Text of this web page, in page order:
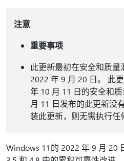
注意
重要事项
此更新最初在安全和质
2022 年 9 月 20 日。 此
年 10 月 11 日的安全和
月 11 日发布的此更新没
装此更新，则无需执行任
Windows 11的 2022 年 9 月 20